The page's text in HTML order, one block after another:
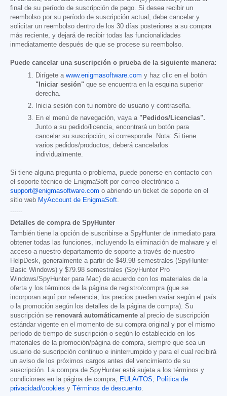
final de su período de suscripción de pago. Si desea recibir un
reembolso por su período de suscripción actual, debe cancelar y
solicitar un reembolso dentro de los 30 días posteriores a su compra
más reciente, y dejará de recibir todas las funcionalidades
inmediatamente después de que se procese su reembolso.
Puede cancelar una suscripción o prueba de la siguiente manera:
Dirígete a www.enigmasoftware.com y haz clic en el botón
"Iniciar sesión" que se encuentra en la esquina superior
derecha.
Inicia sesión con tu nombre de usuario y contraseña.
En el menú de navegación, vaya a "Pedidos/Licencias".
Junto a su pedido/licencia, encontrará un botón para
cancelar su suscripción, si corresponde. Nota: Si tiene
varios pedidos/productos, deberá cancelarlos
individualmente.
Si tiene alguna pregunta o problema, puede ponerse en contacto con
el soporte técnico de EnigmaSoft por correo electrónico a
support@enigmasoftware.com o abriendo un ticket de soporte en el
sitio web MyAccount de EnigmaSoft.
------
Detalles de compra de SpyHunter
También tiene la opción de suscribirse a SpyHunter de inmediato para
obtener todas las funciones, incluyendo la eliminación de malware y el
acceso a nuestro departamento de soporte a través de nuestro
HelpDesk, generalmente a partir de $49.98 semestrales (SpyHunter
Basic Windows) y $79.98 semestrales (SpyHunter Pro
Windows/SpyHunter para Mac) de acuerdo con los materiales de la
oferta y los términos de la página de registro/compra (que se
incorporan aquí por referencia; los precios pueden variar según el país
o la promoción según los detalles de la página de compra). Su
suscripción se renovará automáticamente al precio de suscripción
estándar vigente en el momento de su compra original y por el mismo
período de tiempo de suscripción o según lo establecido en los
materiales de la promoción/página de compra, siempre que sea un
usuario de suscripción continuo e ininterrumpido y para el cual recibirá
un aviso de los próximos cargos antes del vencimiento de su
suscripción. La compra de SpyHunter está sujeta a los términos y
condiciones en la página de compra, EULA/TOS, Política de
privacidad/cookies y Términos de descuento.